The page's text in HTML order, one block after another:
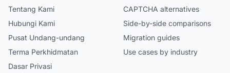
Tentang Kami
Hubungi Kami
Pusat Undang-undang
Terma Perkhidmatan
Dasar Privasi
CAPTCHA alternatives
Side-by-side comparisons
Migration guides
Use cases by industry